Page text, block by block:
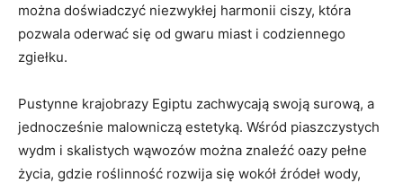
można doświadczyć niezwykłej harmonii ciszy, która
pozwala oderwać​ się‍ od gwaru miast i codziennego
zgiełku.
Pustynne krajobrazy Egiptu zachwycają swoją surową, a
jednocześnie malowniczą⁢ estetyką. Wśród piaszczystych
wydm i skalistych wąwozów można znaleźć oazy pełne
życia, gdzie roślinność rozwija się wokół źródeł wody,